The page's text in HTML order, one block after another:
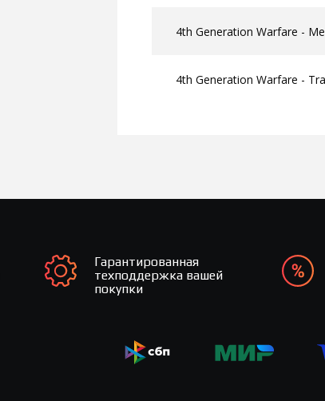
4th Generation Warfare -
4th Generation Warfare -
Гарантированная
техподдержка вашей
покупки